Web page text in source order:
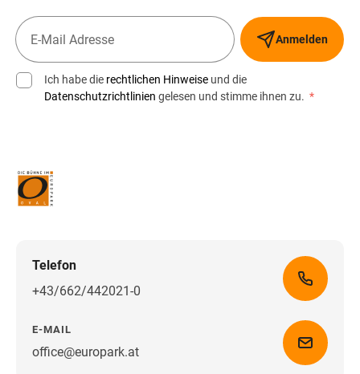
Anmelden
Ich habe die rechtlichen Hinweise und die
Datenschutzrichtlinien gelesen und stimme ihnen zu. *
Telefon
+43/662/442021-0
E-MAIL
office@europark.atWegbeschreibung erhalten